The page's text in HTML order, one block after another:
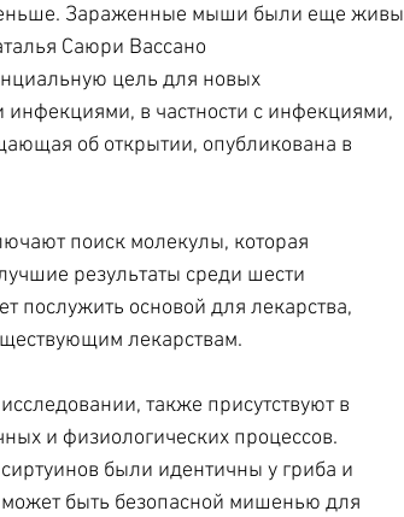
Зараженные мыши были еще живы
Саюри Вассано
цель для новых
инфекциями, в частности с инфекциями,
об открытии, опубликована в
поиск молекулы, которая
результаты среди шести
послужить основой для лекарства,
лекарствам.
также присутствуют в
и физиологических процессов.
были идентичны у гриба и
может быть безопасной мишенью для